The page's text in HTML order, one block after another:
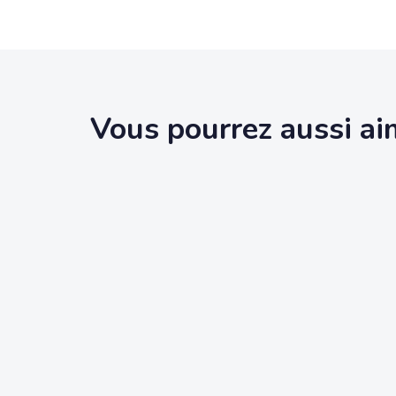
Vous pourrez aussi